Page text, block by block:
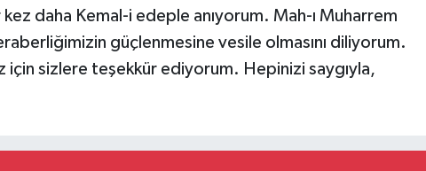
daha Kemal-i edeple anıyorum. Mah-ı Muharrem
güçlenmesine vesile olmasını diliyorum.
için sizlere teşekkür ediyorum. Hepinizi saygıyla,